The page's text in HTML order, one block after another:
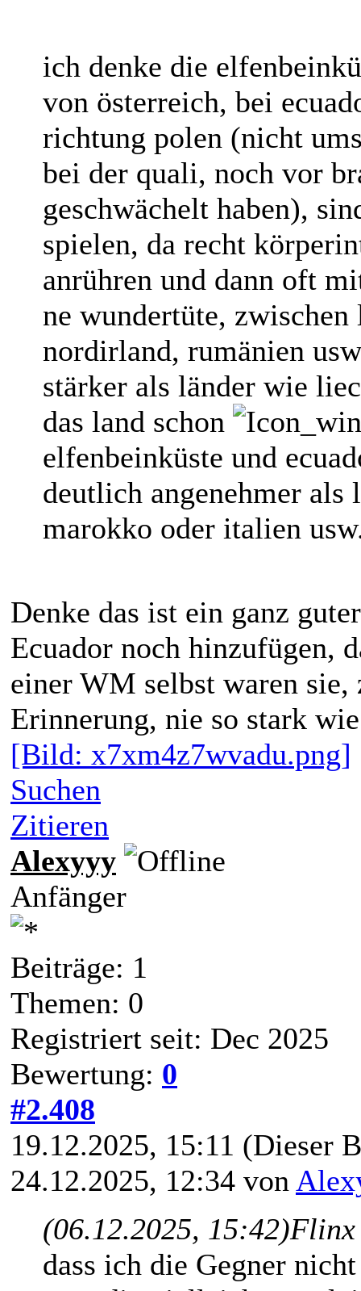
ich denke die
von österreich, bei
richtung polen (nicht
bei der quali, noch vor
geschwächelt haben),
spielen, da recht
anrühren und dann oft
ne wundertüte,
nordirland, rumänien
stärker als länder wie
das land schon
elfenbeinküste und
deutlich angenehmer als
marokko oder italien
Denke das ist ein ganz
Ecuador noch hinzufügen,
einer WM selbst waren
Erinnerung, nie so stark
[Bild: x7xm4z7wvadu.png]
Suchen
Zitieren
Alexyyy
Anfänger
Beiträge: 1
Themen: 0
Registriert seit: Dec 2025
Bewertung: 0
#2.408
19.12.2025, 15:11 (Dieser
24.12.2025, 12:34 von
(06.12.2025, 15:42)
dass ich die Gegner